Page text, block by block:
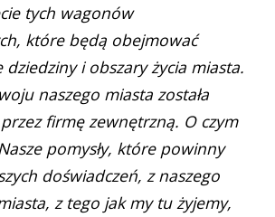
tych wagonów
które będą obejmować
dziedziny i obszary życia miasta.
naszego miasta została
firmę zewnętrzną. O czym
pomysły, które powinny
doświadczeń, z naszego
z tego jak my tu żyjemy,